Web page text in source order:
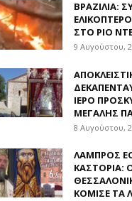
ΒΡΑΖΙΛΊΑ:
ΣΤΟ ΡΊΟ
9 Αυγούστου,
ΙΕΡΌ
ΜΕΓΆΛΗΣ
8 Αυγούστου,
ΛΑΜΠΡΌΣ
ΚΑΣΤΟΡΙΆ:
ΚΌΜΙΣΕ ΤΑ